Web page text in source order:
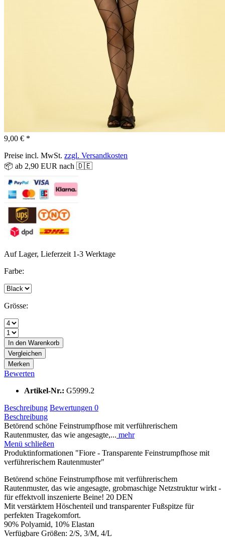
9,00 € *
Preise incl. MwSt. zzgl. Versandkosten
📦 ab 2,90 EUR nach 🇩🇪
Auf Lager, Lieferzeit 1-3 Werktage
Farbe:
Grösse:
In den Warenkorb
Vergleichen
Merken
Bewerten
Artikel-Nr.: G5999.2
Beschreibung Bewertungen 0
Beschreibung
Betörend schöne Feinstrumpfhose mit verführerischem
Rautenmuster, das wie angesagte,... mehr
Menü schließen
Produktinformationen "Fiore - Transparente Feinstrumpfhose mit
verführerischem Rautenmuster"
Betörend schöne Feinstrumpfhose mit verführerischem
Rautenmuster, das wie angesagte, grobmaschige Netzstruktur wirkt -
für effektvoll inszenierte Beine! 20 DEN
Mit verstärktem Höschenteil und transparenter Fußspitze für
perfekten Tragekomfort.
90% Polyamid, 10% Elastan
Verfügbare Größen: 2/S, 3/M, 4/L